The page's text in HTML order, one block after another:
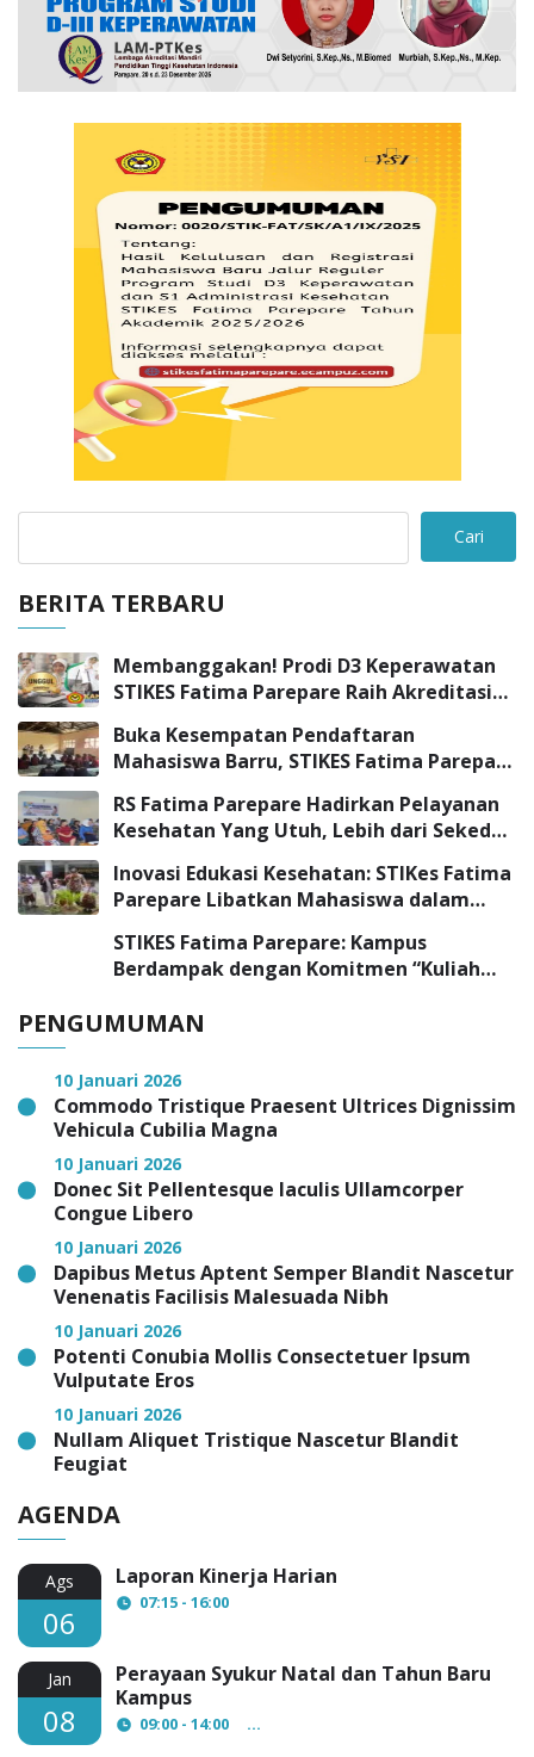
Cari
BERITA TERBARU
Membanggakan! Prodi D3 Keperawatan
STIKES Fatima Parepare Raih Akreditasi
Buka Kesempatan Pendaftaran
Mahasiswa Barru, STIKES Fatima Parepare
RS Fatima Parepare Hadirkan Pelayanan
Kesehatan Yang Utuh, Lebih dari Sekedar
Inovasi Edukasi Kesehatan: STIKes Fatima
Parepare Libatkan Mahasiswa dalam
STIKES Fatima Parepare: Kampus
Berdampak dengan Komitmen “Kuliah
PENGUMUMAN
10 Januari 2026
Commodo Tristique Praesent Ultrices Dignissim
Vehicula Cubilia Magna
10 Januari 2026
Donec Sit Pellentesque Iaculis Ullamcorper
Congue Libero
10 Januari 2026
Dapibus Metus Aptent Semper Blandit Nascetur
Venenatis Facilisis Malesuada Nibh
10 Januari 2026
Potenti Conubia Mollis Consectetuer Ipsum
Vulputate Eros
10 Januari 2026
Nullam Aliquet Tristique Nascetur Blandit
Feugiat
AGENDA
Ags
06
Laporan Kinerja Harian
07:15 - 16:00
Jan
08
Perayaan Syukur Natal dan Tahun Baru
Kampus
09:00 - 14:00